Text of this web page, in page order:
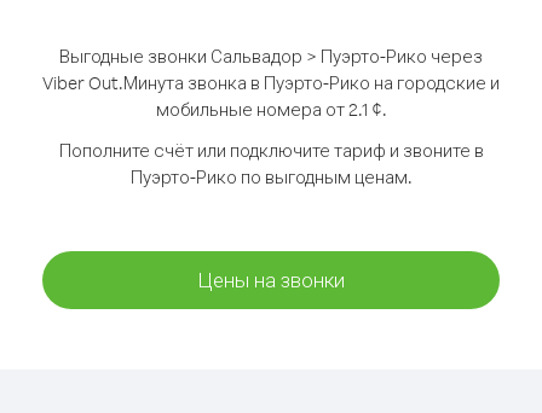
Выгодные звонки Сальвадор > Пуэрто-Рико через
Viber Out.Минута звонка в Пуэрто-Рико на городские и
мобильные номера от 2.1 ¢.
Пополните счёт или подключите тариф и звоните в
Пуэрто-Рико по выгодным ценам.
Цены на звонки